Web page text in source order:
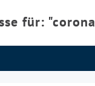
für: "corona